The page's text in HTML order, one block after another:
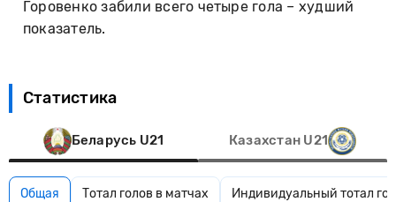
Горовенко забили всего четыре гола – худший
показатель.
Статистика
Беларусь U21 Казахстан U21
Общая Тотал голов в матчах Индивидуальный тотал